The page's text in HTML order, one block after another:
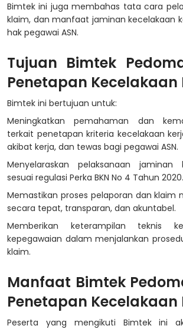
Bimtek ini juga membahas tata cara
klaim, dan manfaat jaminan kecelakaan
hak pegawai ASN.
Tujuan Bimtek
Penetapan Kecelakaan
Bimtek ini bertujuan untuk:
Meningkatkan pemahaman dan
terkait penetapan kriteria kecelakaan
akibat kerja, dan tewas bagi pegawai ASN.
Menyelaraskan pelaksanaan jaminan
sesuai regulasi Perka BKN No 4 Tahun 2020.
Memastikan proses pelaporan dan klaim
secara tepat, transparan, dan akuntabel.
Memberikan keterampilan teknis
kepegawaian dalam menjalankan
klaim.
Manfaat Bimtek
Penetapan Kecelakaan
Peserta yang mengikuti Bimtek ini